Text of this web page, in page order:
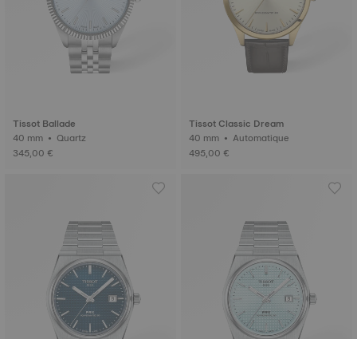
Tissot Ballade
40 mm • Quartz
345,00 €
Tissot Classic Dream
40 mm • Automatique
495,00 €